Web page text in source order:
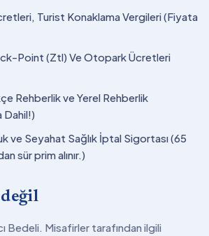
Turist Konaklama Vergileri (Fiyata
Point (Ztl) Ve Otopark Ücretleri
Rehberlik ve Yerel Rehberlik
Dahil!)
ve Seyahat Sağlık İptal Sigortası (65
sür prim alınır.)
Bedeli. Misafirler tarafından ilgili